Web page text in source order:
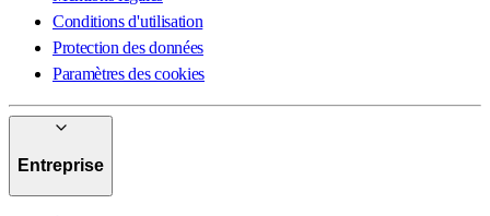
Conditions d'utilisation
Protection des données
Paramètres des cookies
Entreprise